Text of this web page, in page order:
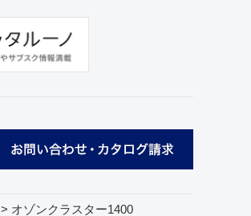
> オゾンクラスター1400